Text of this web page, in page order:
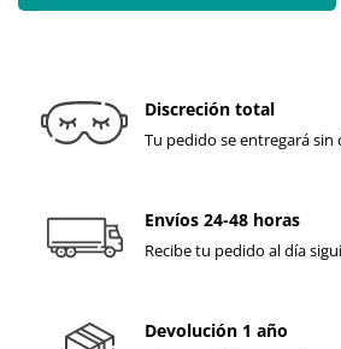
Discreción total
Tu pedido se entregará
Envíos 24-48 horas
Recibe tu pedido al día
Devolución 1 año